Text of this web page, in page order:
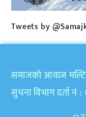
Tweets by
समाजकाे आवाज
सुचना विभाग दर्ता नं :